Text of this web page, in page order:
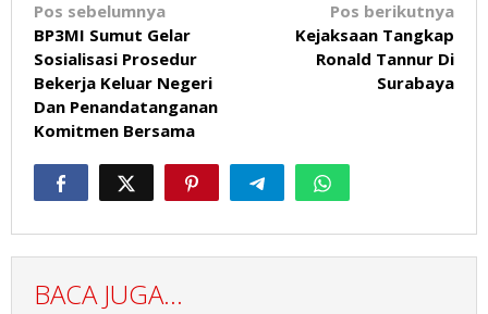
Navigasi
pos
Pos sebelumnya
BP3MI Sumut Gelar
Sosialisasi Prosedur
Bekerja Keluar Negeri
Dan Penandatanganan
Komitmen Bersama
Pos berikutnya
Kejaksaan Tangkap
Ronald Tannur Di
Surabaya
BACA JUGA...